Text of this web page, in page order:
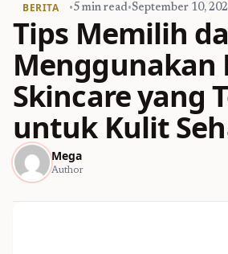
BERITA •5 min read•September 10,
Tips Memilih
Menggunakan
Skincare yang
untuk Kulit
Mega
Author